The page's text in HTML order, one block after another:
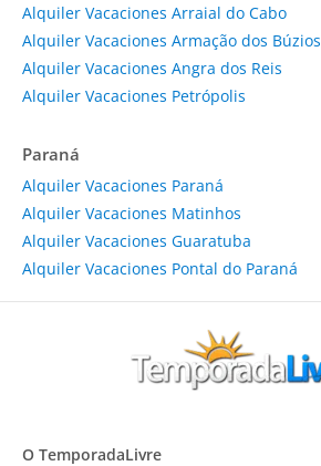
Alquiler Vacaciones Arraial do Cabo
Alquiler Vacaciones Armação dos Búzios
Alquiler Vacaciones Angra dos Reis
Alquiler Vacaciones Petrópolis
Paraná
Alquiler Vacaciones Paraná
Alquiler Vacaciones Matinhos
Alquiler Vacaciones Guaratuba
Alquiler Vacaciones Pontal do Paraná
O TemporadaLivre